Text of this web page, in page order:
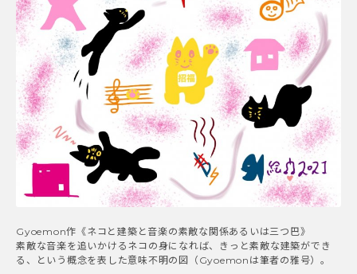
Gyoemon作《ネコと建築と音楽の素敵な関係あるいは三つ巴》
素敵な音楽を追いかけるネコの身になれば、きっと素敵な建築ができ
る、という概念を表した意味不明の図（Gyoemonは筆者の雅号）。